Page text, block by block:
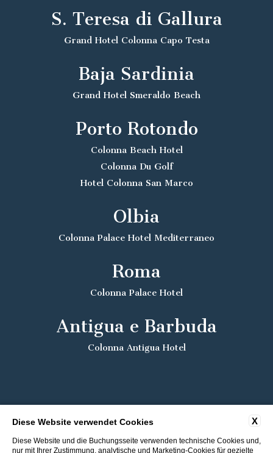
S. Teresa di Gallura
Grand Hotel Colonna Capo Testa
Baja Sardinia
Grand Hotel Smeraldo Beach
Porto Rotondo
Colonna Beach Hotel
Colonna Du Golf
Hotel Colonna San Marco
Olbia
Colonna Palace Hotel Mediterraneo
Roma
Colonna Palace Hotel
Antigua e Barbuda
Colonna Antigua Hotel
X
Diese Website verwendet Cookies
Diese Website und die Buchungsseite verwenden technische Cookies und,
nur mit Ihrer Zustimmung, analytische und Marketing-Cookies für gezielte